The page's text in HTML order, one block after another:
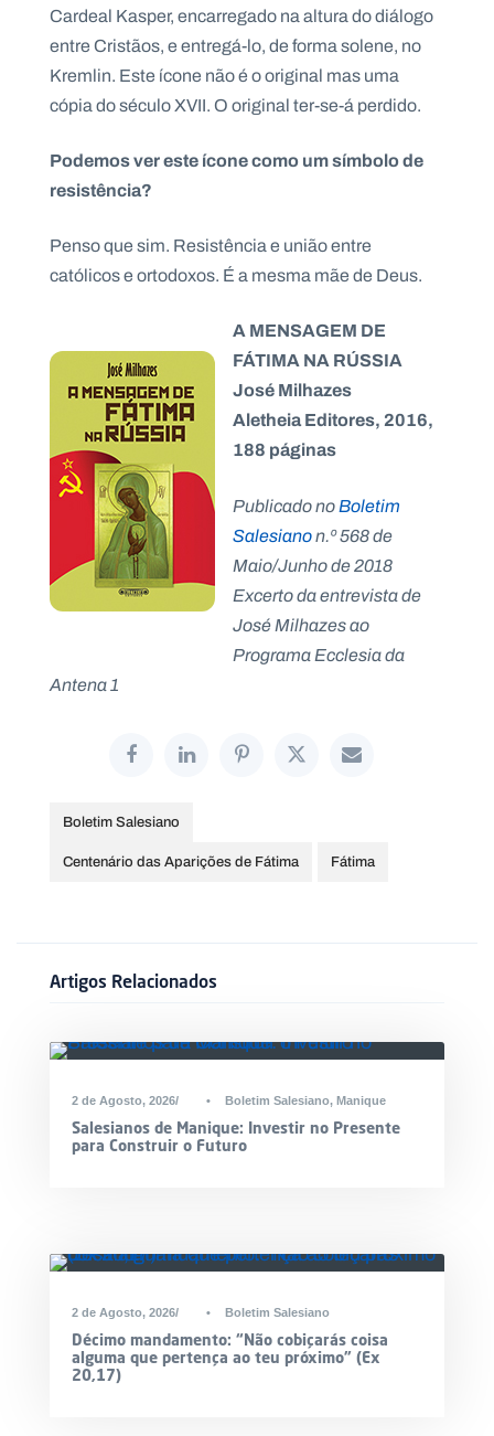
Cardeal Kasper, encarregado na altura do diálogo
entre Cristãos, e entregá-lo, de forma solene, no
Kremlin. Este ícone não é o original mas uma
cópia do século XVII. O original ter-se-á perdido.
Podemos ver este ícone como um símbolo de
resistência?
Penso que sim. Resistência e união entre
católicos e ortodoxos. É a mesma mãe de Deus.
A MENSAGEM DE
FÁTIMA NA RÚSSIA
José Milhazes
Aletheia Editores, 2016,
188 páginas
Publicado noBoletim
Salesianon.º 568 de
Maio/Junho de 2018
Excerto da entrevista de
José Milhazes ao
Programa Ecclesia da
Antena 1
Boletim Salesiano
Centenário das Aparições de Fátima
Fátima
Artigos Relacionados
2 de Agosto, 2026 • Boletim Salesiano, Manique
Salesianos de Manique: Investir no Presente
para Construir o Futuro
2 de Agosto, 2026 • Boletim Salesiano
Décimo mandamento: “Não cobiçarás coisa
alguma que pertença ao teu próximo” (Ex
20,17)